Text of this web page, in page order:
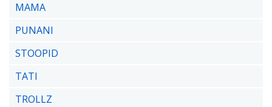
MAMA
PUNANI
STOOPID
TATI
TROLLZ